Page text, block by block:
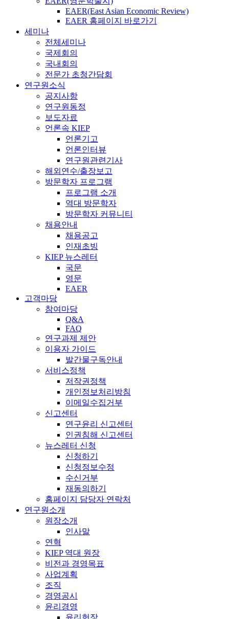
EAER(East Asian Economic Review)
EAER 홈페이지 바로가기
세미나
전체세미나
국제회의
국내회의
전문가 초청간담회
연구원소식
공지사항
연구원동정
보도자료
언론속 KIEP
언론기고
언론인터뷰
연구원관련기사
해외연수/출장보고
방문학자 프로그램
프로그램 소개
역대 방문학자
방문학자 커뮤니티
채용안내
채용공고
인재초빙
KIEP 뉴스레터
국문
영문
EAER
고객마당
참여마당
Q&A
FAQ
연구과제 제안
이용자 가이드
발간물구독안내
서비스정책
저작권정책
개인정보처리방침
이메일수집거부
신고센터
연구윤리 신고센터
인권침해 신고센터
뉴스레터 신청
신청하기
신청정보수정
수신거부
재동의하기
홈페이지 담당자 연락처
연구원소개
원장소개
인사말
연혁
KIEP 역대 원장
비전과 경영목표
사업계획
조직
경영공시
윤리경영
윤리헌장